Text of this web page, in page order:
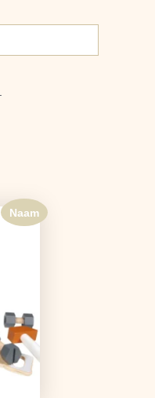
Naam